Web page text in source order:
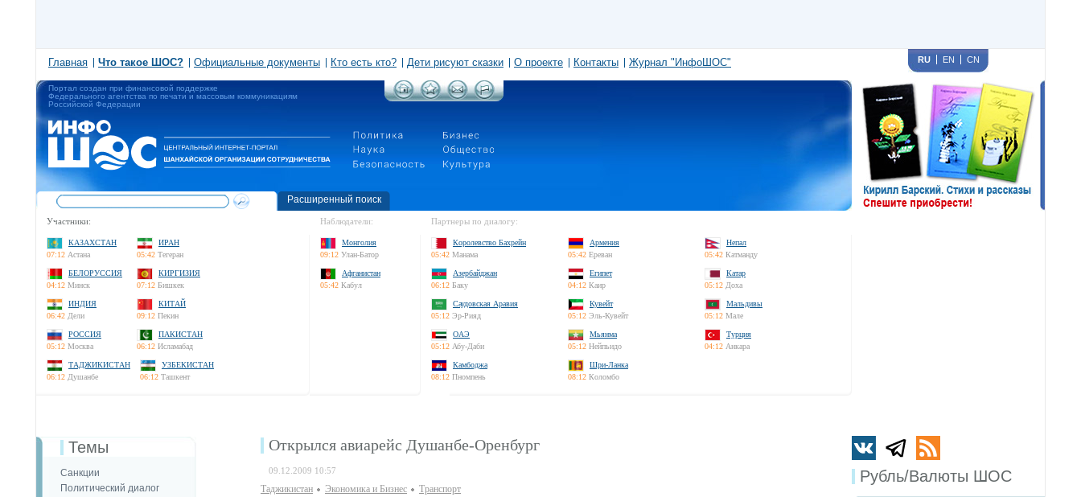
Главная Что такое ШОС? Официальные документы Кто есть кто? Дети рисуют сказки О проекте Контакты Журнал "ИнфоШОС" RU EN CN
Портал создан при финансовой поддержке
Федерального агентства по печати и массовым коммуникациям
Российской Федерации
Расширенный поиск
Участники:
КАЗАХСТАН
07:12 Астана
ИРАН
05:42 Тегеран
БЕЛОРУССИЯ
04:12 Минск
КИРГИЗИЯ
07:12 Бишкек
ИНДИЯ
06:42 Дели
КИТАЙ
09:12 Пекин
РОССИЯ
05:12 Москва
ПАКИСТАН
06:12 Исламабад
ТАДЖИКИСТАН
06:12 Душанбе
УЗБЕКИСТАН
06:12 Ташкент
Наблюдатели:
Монголия
09:12 Улан-Батор
Афганистан
05:42 Кабул
Партнеры по диалогу:
Королевство Бахрейн
05:42 Манама
Армения
05:42 Ереван
Непал
05:42 Катманду
Азербайджан
06:12 Баку
Египет
04:12 Каир
Катар
05:12 Доха
Саудовская Аравия
05:12 Эр-Рияд
Кувейт
05:12 Эль-Кувейт
Мальдивы
05:12 Мале
ОАЭ
05:12 Абу-Даби
Мьянма
05:12 Нейпьидо
Турция
04:12 Анкара
Камбоджа
08:12 Пномпень
Шри-Ланка
08:12 Коломбо
Рубль/Валюты ШОС
Темы
Санкции
Политический диалог
Открылся авиарейс Душанбе-Оренбург
09.12.2009 10:57
Таджикистан Экономика и Бизнес Транспорт